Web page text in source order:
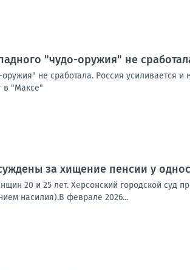
"чудо-оружия" не
не сработала. Россия усиливается и
в "Максе"
за хищение пенсии у
20 и 25 лет. Херсонский городской суд
насилия).В феврале 2026...